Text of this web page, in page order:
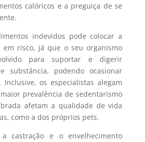
calóricos e a preguiça de se
indevidos pode colocar a
em risco, já que o seu organismo
para suportar e digerir
substância, podendo ocasionar
Inclusive, os especialistas alegam
prevalência de sedentarismo
afetam a qualidade de vida
como a dos próprios pets.
castração e o envelhecimento